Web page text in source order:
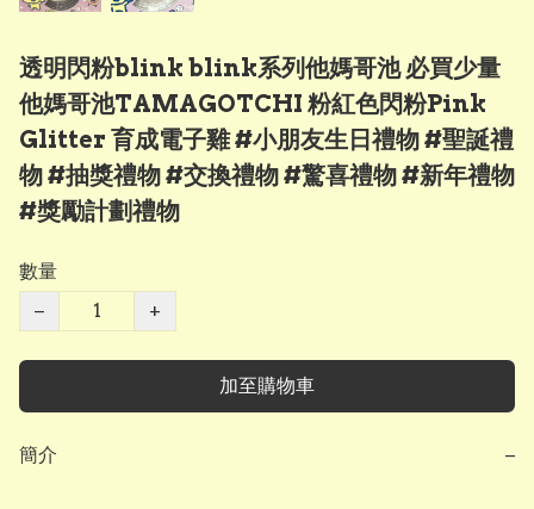
透明閃粉blink blink系列他媽哥池 必買少量
他媽哥池TAMAGOTCHI 粉紅色閃粉Pink
Glitter 育成電子雞 #小朋友生日禮物 #聖誕禮
物 #抽獎禮物 #交換禮物 #驚喜禮物 #新年禮物
#獎勵計劃禮物
數量
−
+
加至購物車
簡介 −